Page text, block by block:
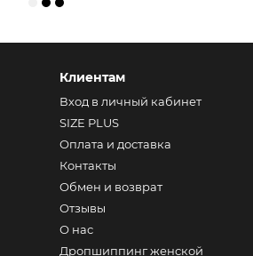
Клиентам
Вход в личный кабинет
SIZE PLUS
Оплата и доставка
Контакты
Обмен и возврат
Отзывы
О нас
Дропшиппинг женской